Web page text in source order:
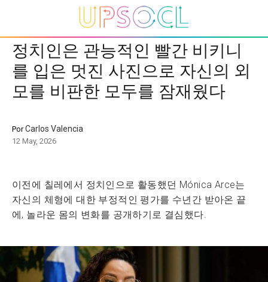
정치인은 관능적인 빨간 비키니
를 입은 멋진 사진으로 자신의 외
모를 비판한 모두를 잠재웠다
PorCarlos Valencia
12 May, 2026
이전에 칠레에서 정치인으로 활동했던 Mónica Arce는
자신의 체형에 대한 부정적인 평가를 수년간 받아온 끝
에, 놀라운 몸의 변화를 공개하기로 결심했다.